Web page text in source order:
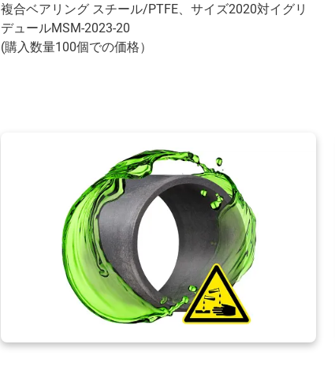
複合ベアリング スチール/PTFE、サイズ2020対イグリ
デュールMSM-2023-20
(購入数量100個での価格）